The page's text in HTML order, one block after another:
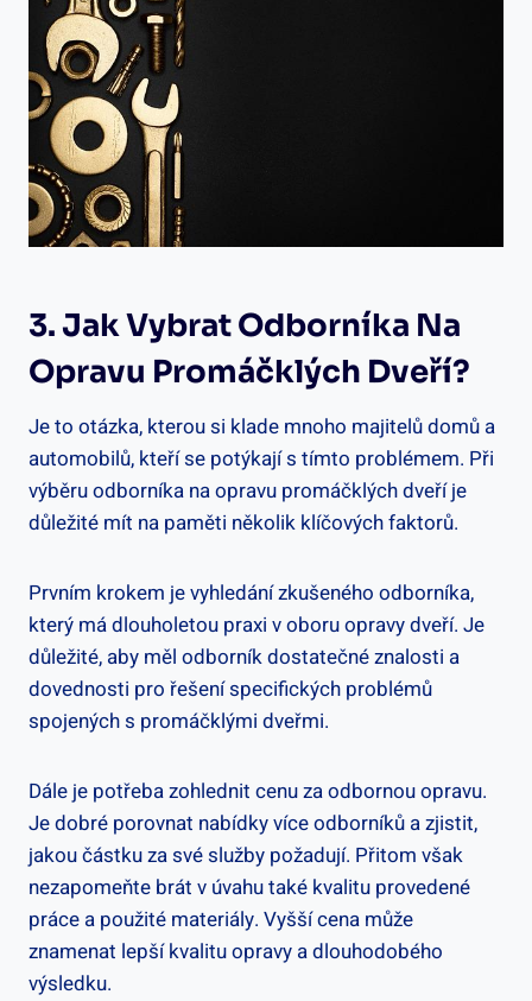
3. Jak Vybrat Odborníka Na
Opravu Promáčklých Dveří?
Je to otázka, kterou si klade mnoho majitelů domů a
automobilů, kteří se potýkají s tímto problémem. Při
výběru odborníka na opravu promáčklých dveří je
důležité mít na paměti několik klíčových faktorů.
Prvním krokem je vyhledání zkušeného odborníka,
který má dlouholetou praxi v oboru opravy dveří. Je
důležité, aby měl odborník dostatečné znalosti a
dovednosti pro řešení specifických problémů
spojených s promáčklými dveřmi.
Dále je potřeba zohlednit cenu za odbornou opravu.
Je dobré porovnat nabídky více odborníků a zjistit,
jakou částku za své služby požadují. Přitom však
nezapomeňte brát v úvahu také kvalitu provedené
práce a použité materiály. Vyšší cena může
znamenat lepší kvalitu opravy a dlouhodobého
výsledku.